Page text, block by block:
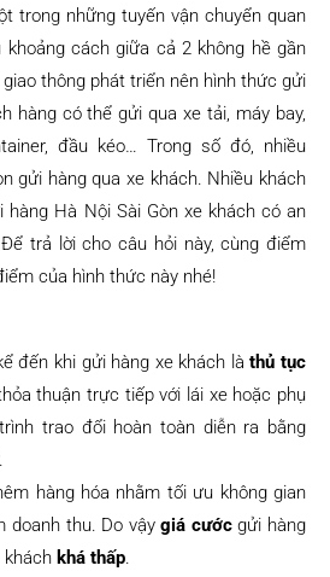
trong những tuyến vận chuyển quan
cách giữa cả 2 không hề gần
thông phát triển nên hình thức gửi
hàng có thể gửi qua xe tải, máy bay,
đầu kéo… Trong số đó, nhiều
gửi hàng qua xe khách. Nhiều khách
hàng Hà Nội Sài Gòn xe khách có an
trả lời cho câu hỏi này, cùng điểm
của hình thức này nhé!
đến khi gửi hàng xe khách làthủ tục
thuận trực tiếp với lái xe hoặc phụ
trao đổi hoàn toàn diễn ra bằng
hàng hóa nhằm tối ưu không gian
doanh thu. Do vậygiá cướcgửi hàng
khách khá thấp.